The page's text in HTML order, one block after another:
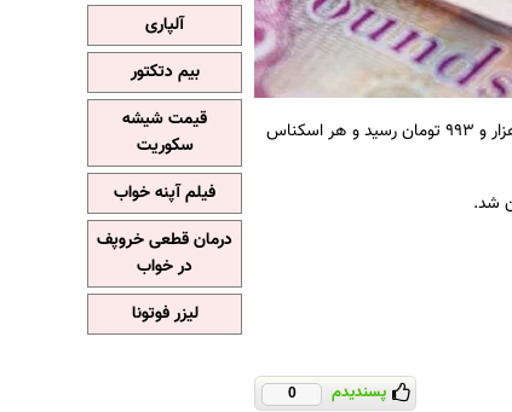
امروز (دوم تیر ۱۴۰۰) هر دلار آمریکا به قیمت ۲۳ هزار و ۹۹۳ تومان رسید و هر اسکناس
پسندیدم 0
آلپاری
بیم دتکتور
قیمت شیشه
سکوریت
فیلم آپنه خواب
درمان قطعی خروپف
در خواب
لیزر فوتونا